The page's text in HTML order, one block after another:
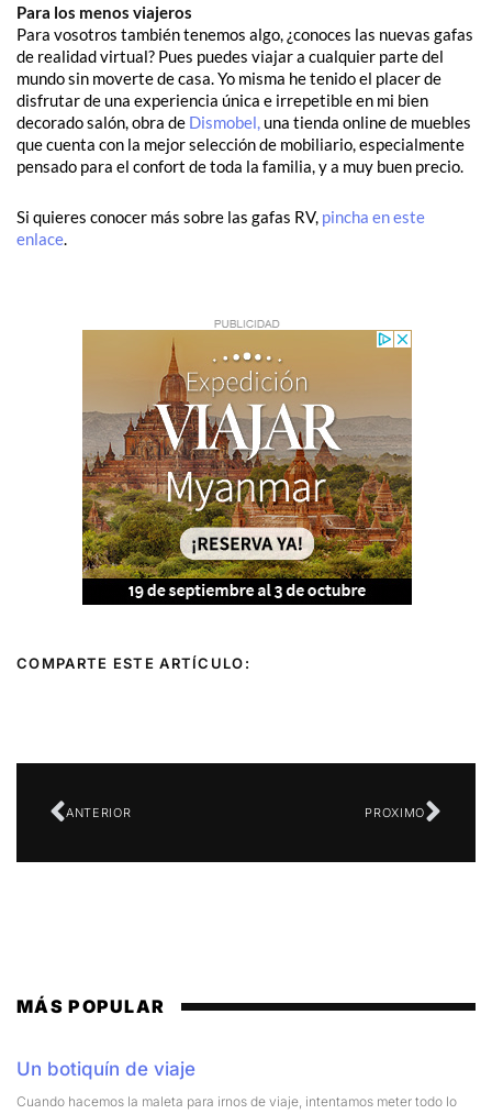
Para los menos viajeros
Para vosotros también tenemos algo, ¿conoces las nuevas gafas
de realidad virtual? Pues puedes viajar a cualquier parte del
mundo sin moverte de casa. Yo misma he tenido el placer de
disfrutar de una experiencia única e irrepetible en mi bien
decorado salón, obra de Dismobel, una tienda online de muebles
que cuenta con la mejor selección de mobiliario, especialmente
pensado para el confort de toda la familia, y a muy buen precio.
Si quieres conocer más sobre las gafas RV, pincha en este
enlace.
COMPARTE ESTE ARTÍCULO:
ANTERIOR PROXIMO
MÁS POPULAR
Un botiquín de viaje
Cuando hacemos la maleta para irnos de viaje, intentamos meter todo lo